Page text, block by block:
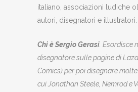
italiano, associazioni ludiche
autori, disegnatori e illustratori.
Chi è Sergio Gerasi . Esordisce
disegnatore sulle pagine di
Comics) per poi disegnare
cui Jonathan Steele, Nemrod e